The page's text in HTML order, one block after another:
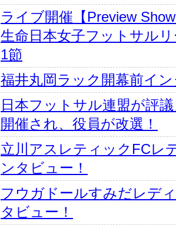
ライブ開催【Preview
生命日本女子フットサル
1節
福井丸岡ラック開幕前イ
日本フットサル連盟が評
開催され、役員が改選！
立川アスレティックFCレ
ンタビュー！
フウガドールすみだレデ
タビュー！